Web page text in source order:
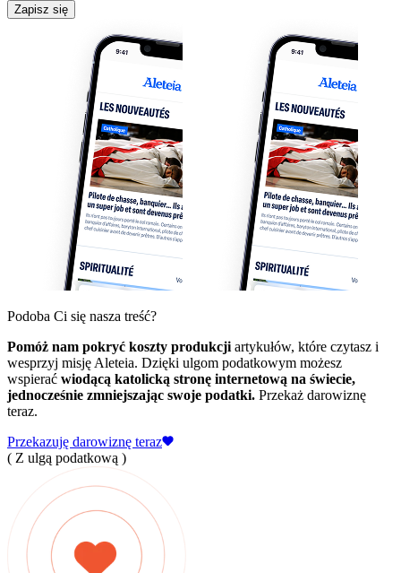
Zapisz się
Podoba Ci się nasza treść?
Pomóż nam pokryć koszty produkcji artykułów, które czytasz i
wesprzyj misję Aleteia. Dzięki ulgom podatkowym możesz
wspierać wiodącą katolicką stronę internetową na świecie,
jednocześnie zmniejszając swoje podatki. Przekaż darowiznę
teraz.
Przekazuję darowiznę teraz
( Z ulgą podatkową )